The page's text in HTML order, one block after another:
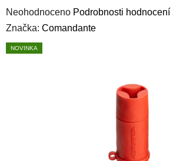
Průměrné
hodnocení
produktu
Neohodnoceno Podrobnosti hodnocení
Značka: Comandante
NOVINKA